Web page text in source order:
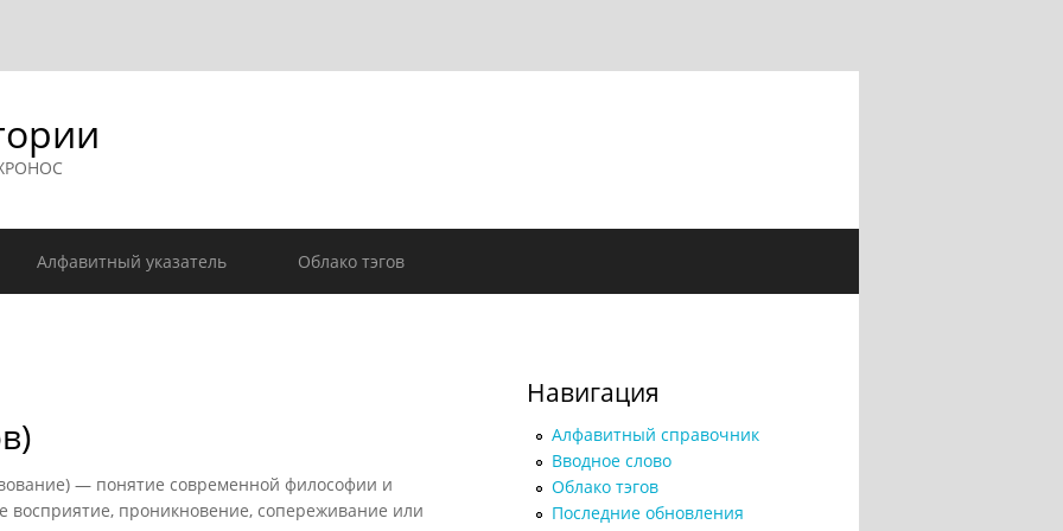
Алфавитный указатель Облако тэгов
— понятие современной философии и
восприятие, проникновение, сопереживание или
Навигация
Алфавитный справочник
Вводное слово
Облако тэгов
Последние обновления